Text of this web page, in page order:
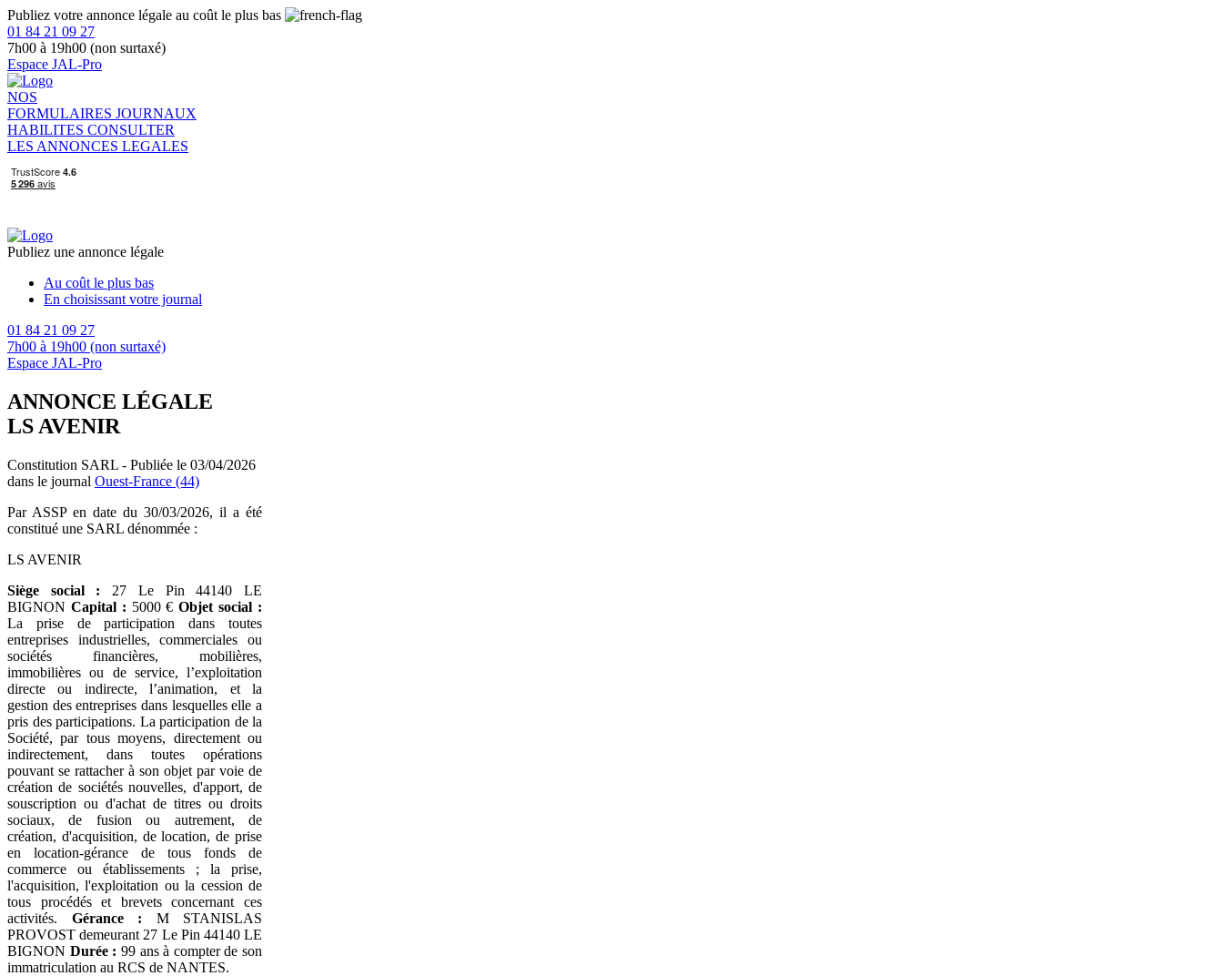
Publiez votre annonce légale au coût le plus bas
01 84 21 09 27
7h00 à 19h00 (non surtaxé)
Espace JAL-Pro
NOS
FORMULAIRES JOURNAUX
HABILITES CONSULTER
LES ANNONCES LEGALES
Publiez une annonce légale
Au coût le plus bas
En choisissant votre journal
01 84 21 09 27
7h00 à 19h00 (non surtaxé)
Espace JAL-Pro
ANNONCE LÉGALE
LS AVENIR
Constitution SARL - Publiée le 03/04/2026
dans le journal Ouest-France (44)
Par ASSP en date du 30/03/2026, il a été
constitué une SARL dénommée :
LS AVENIR
Siège social : 27 Le Pin 44140 LE
BIGNON Capital : 5000 €Objet social :
La prise de participation dans toutes
entreprises industrielles, commerciales ou
sociétés financières, mobilières,
immobilières ou de service, l’exploitation
directe ou indirecte, l’animation, et la
gestion des entreprises dans lesquelles elle a
pris des participations. La participation de la
Société, par tous moyens, directement ou
indirectement, dans toutes opérations
pouvant se rattacher à son objet par voie de
création de sociétés nouvelles, d'apport, de
souscription ou d'achat de titres ou droits
sociaux, de fusion ou autrement, de
création, d'acquisition, de location, de prise
en location-gérance de tous fonds de
commerce ou établissements ; la prise,
l'acquisition, l'exploitation ou la cession de
tous procédés et brevets concernant ces
activités. Gérance : M STANISLAS
PROVOST demeurant 27 Le Pin 44140 LE
BIGNON Durée : 99 ans à compter de son
immatriculation au RCS de NANTES.